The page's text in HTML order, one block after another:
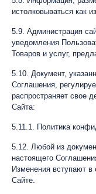
истолковываться как
5.9. Администрация
уведомления
Товаров и услуг,
5.10. Документ,
Соглашения,
распространяет свое
Сайта:
5.11.1. Политика
5.12. Любой из
настоящего
Изменения вступают в
Сайте.